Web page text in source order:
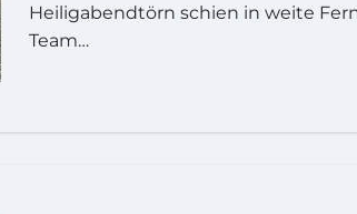
Heiligabendtörn schien in weite
Team…